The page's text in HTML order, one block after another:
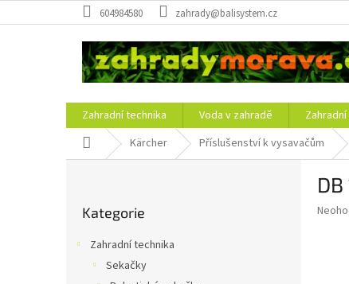
na
604984580 zahrady@balisystem.cz
Zahradní technika Voda v zahradě
Domů Kärcher Příslušenství k vysavačům
kategorie
Kategorie
Zahradní technika
Sekačky
DB